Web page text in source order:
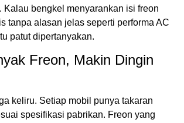
Kalau bengkel menyarankan isi freon
tanpa alasan jelas seperti performa AC
patut dipertanyakan.
Freon, Makin Dingin
keliru. Setiap mobil punya takaran
spesifikasi pabrikan. Freon yang